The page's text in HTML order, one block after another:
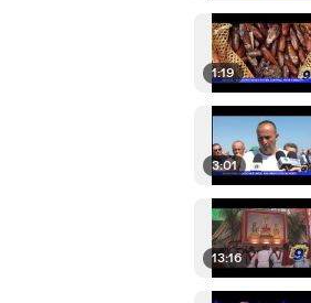
1:19
3:01
13:16